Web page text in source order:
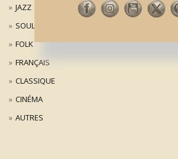
JAZZ
SOUL
FOLK
FRANÇAIS
CLASSIQUE
CINÉMA
AUTRES